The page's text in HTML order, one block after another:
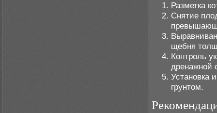
Разметка
Снятие
щебня
Контроль
дренажной
Установка
грунтом.